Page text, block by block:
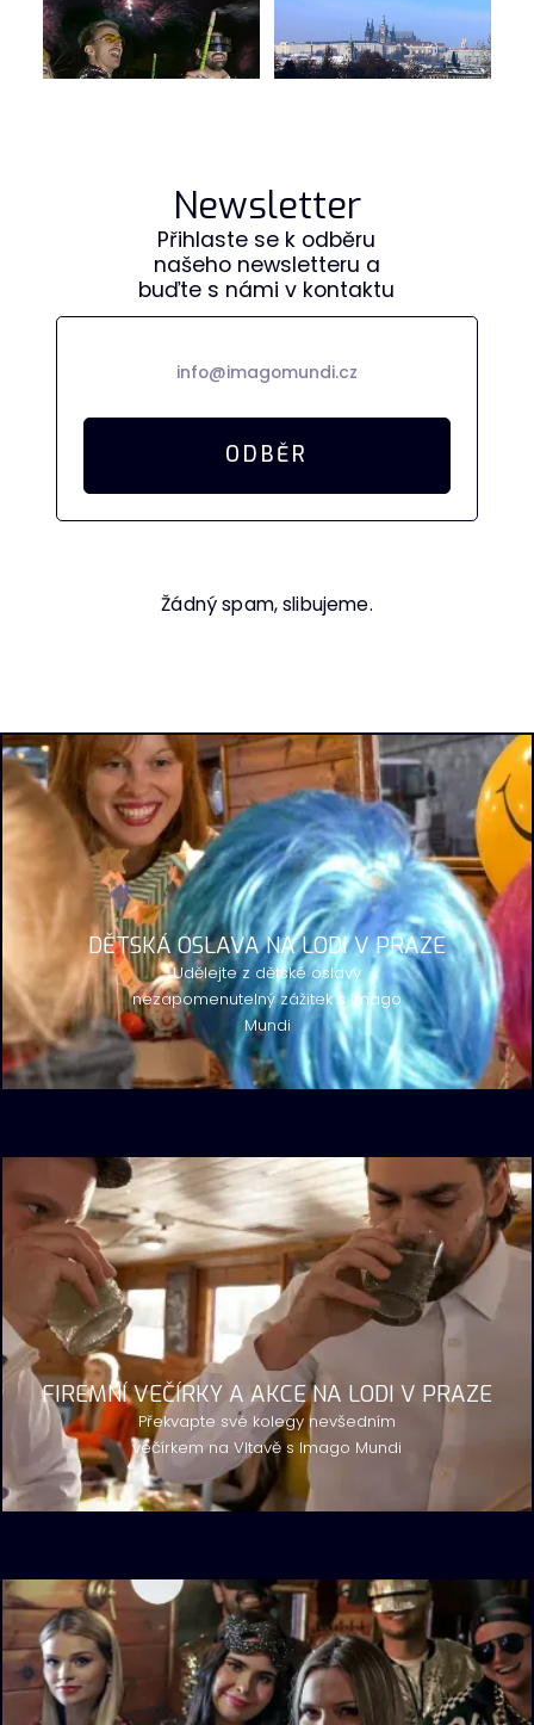
Newsletter
Přihlaste se k odběru
našeho newsletteru a
buďte s námi v kontaktu
Žádný spam, slibujeme.
DĚTSKÁ OSLAVA NA LODI V PRAZE
Udělejte z dětské oslavy
nezapomenutelný zážitek s Imago
Mundi
FIREMNÍ VEČÍRKY A AKCE NA LODI V PRAZE
Překvapte své kolegy nevšedním
večírkem na Vltavě s Imago Mundi